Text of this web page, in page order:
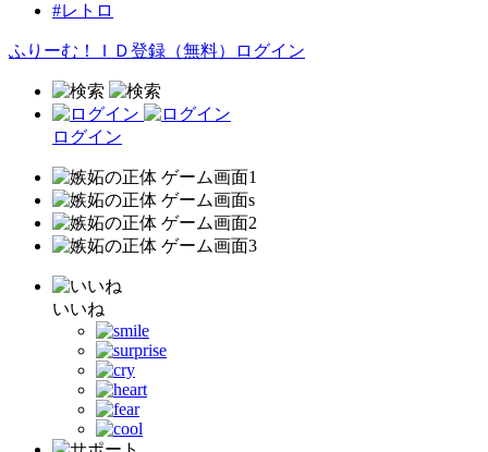
#レトロ
ふりーむ！ＩＤ登録（無料） ログイン
ログイン
いいね